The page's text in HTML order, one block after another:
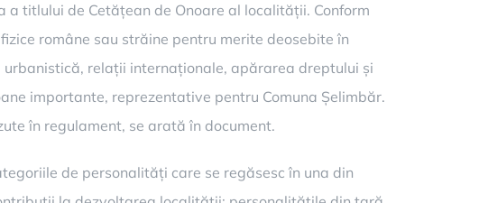
titlului de Cetățean de Onoare al localității. Conform
române sau străine pentru merite deosebite în
relații internaționale, apărarea dreptului și
importante, reprezentative pentru Comuna Șelimbăr.
în regulament, se arată în document.
de personalități care se regăsesc în una din